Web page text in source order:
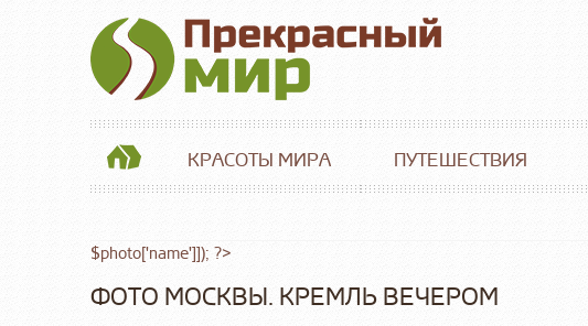
КРАСОТЫ МИРА ПУТЕШЕСТВИЯ
$photo['name']]); ?>
ФОТО МОСКВЫ. КРЕМЛЬ ВЕЧЕРОМ